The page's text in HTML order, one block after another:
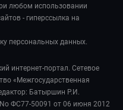
любом использовании
- гиперссылка на
персональных данных.
интернет-портал. Сетевое
«Межгосударственная
Батыршин Р.И.
ФС77-50091 от 06 июня 2012